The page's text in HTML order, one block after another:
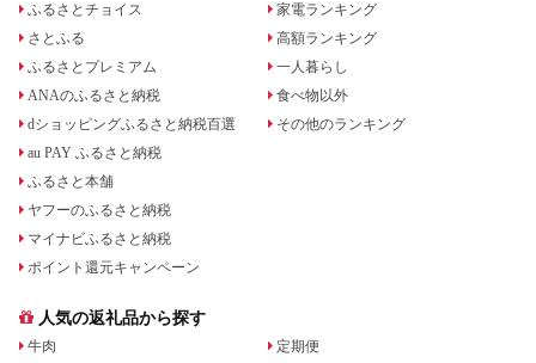
ふるさとチョイス
さとふる
ふるさとプレミアム
ANAのふるさと納税
dショッピングふるさと納税百選
au PAY ふるさと納税
ふるさと本舗
ヤフーのふるさと納税
マイナビふるさと納税
ポイント還元キャンペーン
家電ランキング
高額ランキング
一人暮らし
食べ物以外
その他のランキング
人気の返礼品から探す
牛肉
定期便